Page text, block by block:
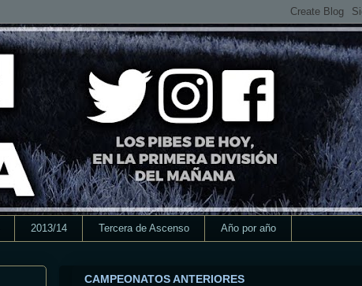
2013/14 Tercera de Ascenso Año por año
CAMPEONATOS ANTERIORES